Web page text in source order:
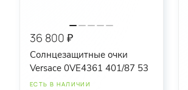
36 800 ₽
Солнцезащитные очки
Versace 0VE4361 401/87 53
ЕСТЬ В НАЛИЧИИ